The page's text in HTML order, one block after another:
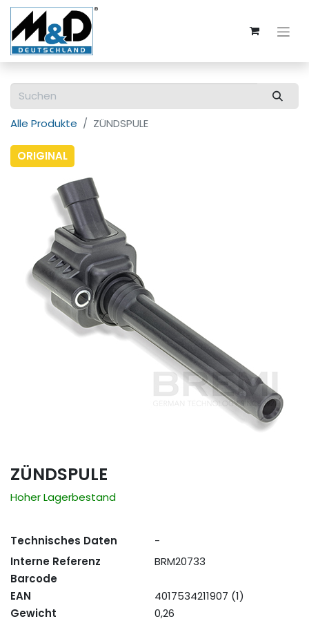
Alle Produkte ZÜNDSPULE
ORIGINAL
ZÜNDSPULE
Hoher Lagerbestand
Technisches Daten
-
Interne Referenz
BRM20733
Barcode
EAN
4017534211907 (1)
Gewicht
0,26